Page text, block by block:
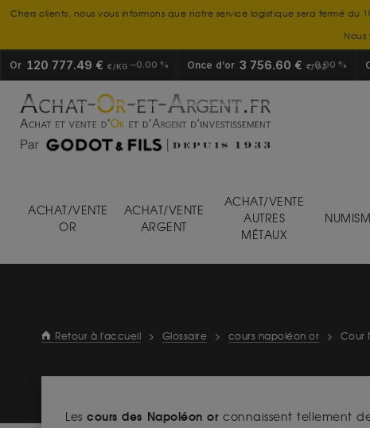
Chers clients, nous vous informons que notre service logistique sera fermé
Or 120 777.49 € €/KG 0.00 % Once d’or 3 756.60 € €/OZ
0.00 %
ACHAT/VENTE
OR
ACHAT/VENTE
ARGENT
ACHAT/VENTE
AUTRES
MÉTAUX
Retour à l'accueil > Glossaire > cours napoléon or > Cour
Lescours des Napoléon orconnaissent tellement